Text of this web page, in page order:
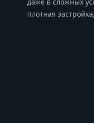
даже в сложных
плотная